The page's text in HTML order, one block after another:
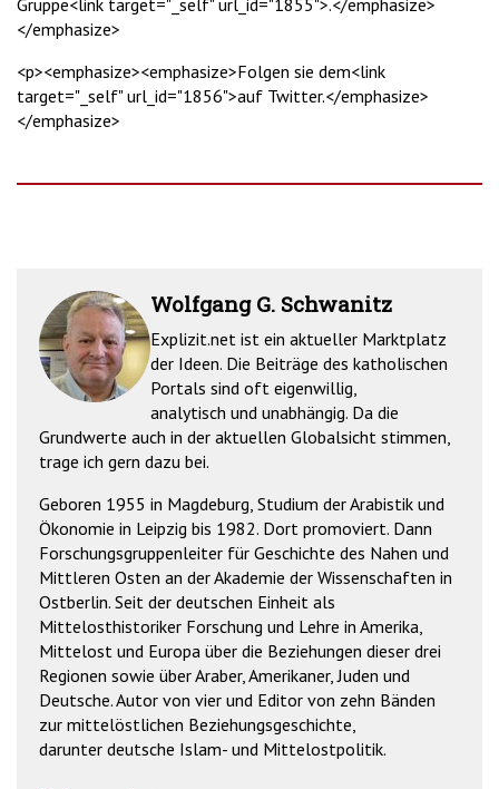
Gruppe<link target="_self" url_id="1855">.</emphasize>
</emphasize>
<p><emphasize><emphasize>Folgen sie dem<link
target="_self" url_id="1856">auf Twitter.</emphasize>
</emphasize>
Wolfgang G. Schwanitz
Explizit.net ist ein aktueller Marktplatz
der Ideen. Die Beiträge des katholischen
Portals sind oft eigenwillig,
analytisch und unabhängig. Da die
Grundwerte auch in der aktuellen Globalsicht stimmen,
trage ich gern dazu bei.
Geboren 1955 in Magdeburg, Studium der Arabistik und
Ökonomie in Leipzig bis 1982. Dort promoviert. Dann
Forschungsgruppenleiter für Geschichte des Nahen und
Mittleren Osten an der Akademie der Wissenschaften in
Ostberlin. Seit der deutschen Einheit als
Mittelosthistoriker Forschung und Lehre in Amerika,
Mittelost und Europa über die Beziehungen dieser drei
Regionen sowie über Araber, Amerikaner, Juden und
Deutsche. Autor von vier und Editor von zehn Bänden
zur mittelöstlichen Beziehungsgeschichte,
darunter deutsche Islam- und Mittelostpolitik.